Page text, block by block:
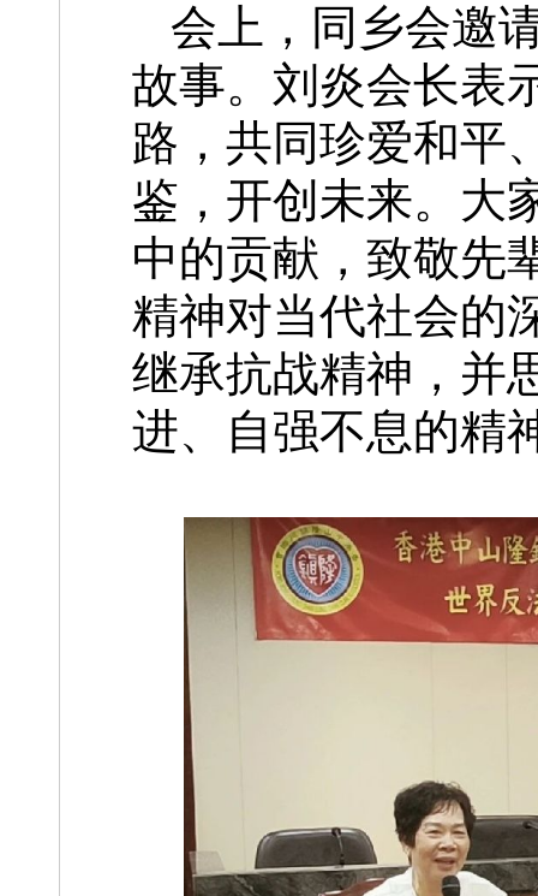
会上，同乡会邀
故事。刘炎会长表
路，共同珍爱和平
鉴，开创未来。大
中的贡献，致敬先
精神对当代社会的
继承抗战精神，并
进、自强不息的精